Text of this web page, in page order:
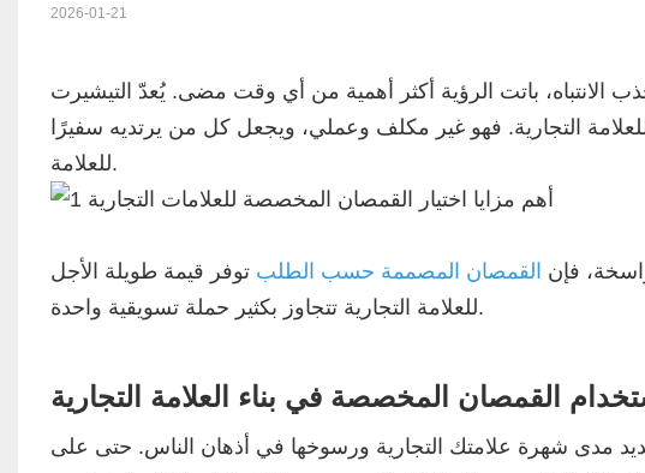
2026-01-21
الانتباه، باتت الرؤية أكثر أهمية من أي وقت مضى. يُعدّ التيشيرت
التجارية. فهو غير مكلف وعملي، ويجعل كل من يرتديه سفيرًا
للعلامة.
فإن القمصان المصممة حسب الطلب توفر قيمة طويلة الأجل
للعلامة التجارية تتجاوز بكثير حملة تسويقية واحدة.
القمصان المخصصة في بناء العلامة التجارية
مدى شهرة علامتك التجارية ورسوخها في أذهان الناس. حتى على